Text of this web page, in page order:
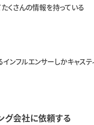
くさんの情報を持っている
ンフルエンサーしかキャス
グ会社に依頼する